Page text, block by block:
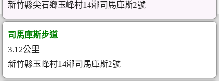
新竹縣尖石鄉玉峰村14鄰司馬庫斯2號
司馬庫斯步道
3.12公里
新竹縣玉峰村14鄰司馬庫斯2號